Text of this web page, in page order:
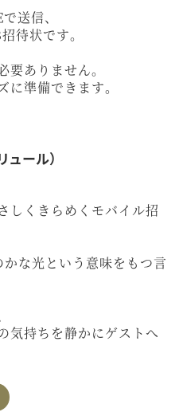
送信、
待状です。
要ありません。
準備できます。
ール）
しくきらめくモバイル招
な光という意味をもつ言
気持ちを静かにゲストへ